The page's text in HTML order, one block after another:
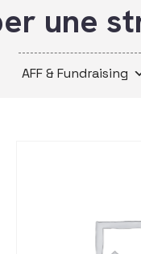
AFF & Fundraising
une